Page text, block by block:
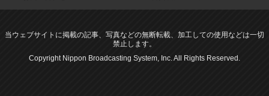
当ウェブサイトに掲載の記事、写真などの無断転載、加工しての使用などは一切
禁止します。
Copyright Nippon Broadcasting System, Inc. All Rights Reserved.